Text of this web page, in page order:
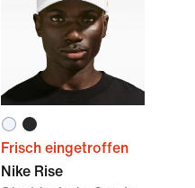
Frisch eingetroffen
Nike Rise